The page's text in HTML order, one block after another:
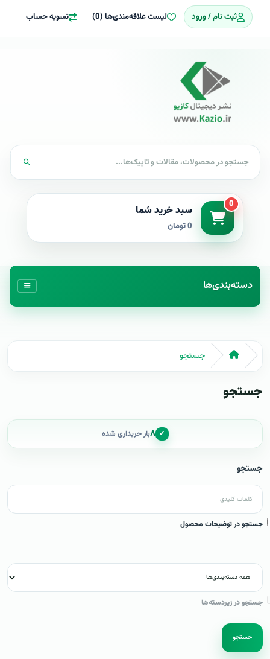
ثبت نام / ورود لیست علاقه‌مندی‌ها (0) تسویه حساب
0 سبد خرید شما
0 تومان
دسته‌بندی‌ها
جستجو
جستجو
✓ ۸بار خریداری شده
جستجو
جستجو در توضیحات محصول
جستجو در زیردسته‌ها
جستجو